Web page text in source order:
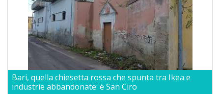
Bari, quella chiesetta rossa che spunta tra Ikea e
industrie abbandonate: è San Ciro